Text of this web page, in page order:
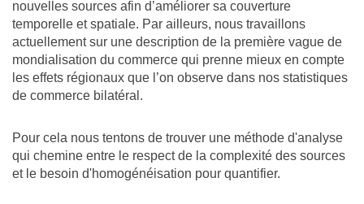
nouvelles sources afin d’améliorer sa couverture
temporelle et spatiale. Par ailleurs, nous travaillons
actuellement sur une description de la première vague de
mondialisation du commerce qui prenne mieux en compte
les effets régionaux que l’on observe dans nos statistiques
de commerce bilatéral.
Pour cela nous tentons de trouver une méthode d'analyse
qui chemine entre le respect de la complexité des sources
et le besoin d'homogénéisation pour quantifier.